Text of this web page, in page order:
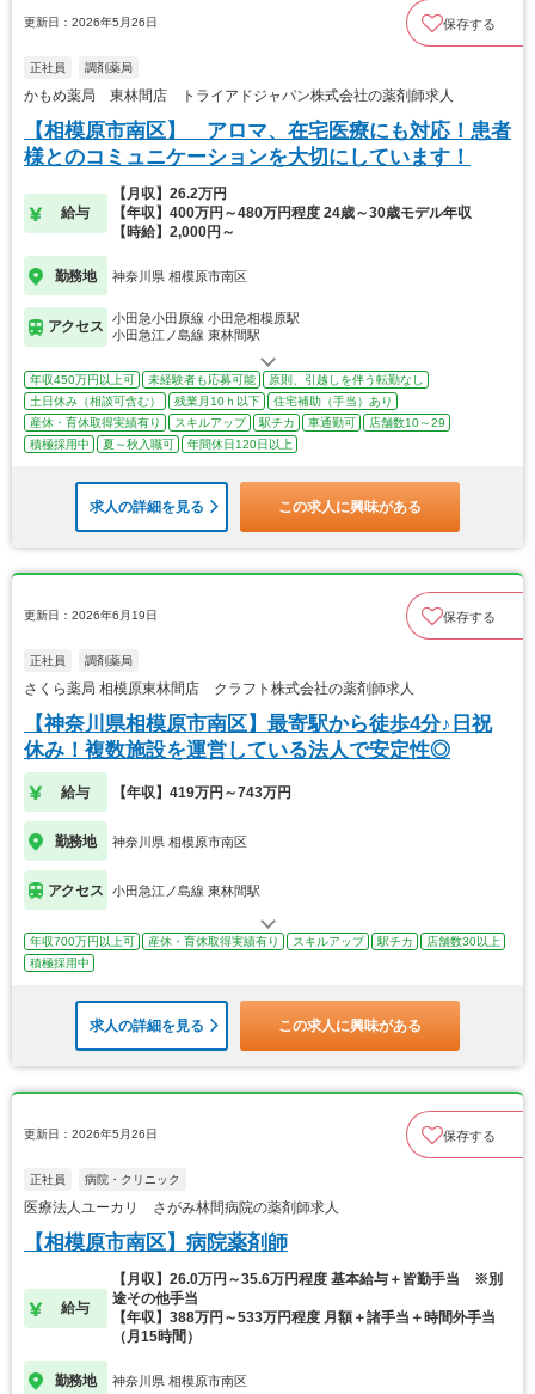
更新日：2026年5月26日 保存する
正社員 調剤薬局
かもめ薬局 東林間店 トライアドジャパン株式会社の薬剤師求人
【相模原市南区】 アロマ、在宅医療にも対応！患者
様とのコミュニケーションを大切にしています！
給与
【月収】26.2万円
【年収】400万円～480万円程度 24歳～30歳モデル年収
【時給】2,000円～
勤務地 神奈川県 相模原市南区
アクセス
小田急小田原線 小田急相模原駅
小田急江ノ島線 東林間駅
年収450万円以上可 未経験者も応募可能
原則、引越しを伴う転勤なし
土日休み（相談可含む）
残業月10ｈ以下
住宅補助（手当）あり
産休・育休取得実績有り
スキルアップ 駅チカ 車通勤可
店舗数10～29
積極採用中
夏～秋入職可 年間休日120日以上
求人の詳細を見る この求人に興味がある
更新日：2026年6月19日 保存する
正社員 調剤薬局
さくら薬局 相模原東林間店 クラフト株式会社の薬剤師求人
【神奈川県相模原市南区】最寄駅から徒歩4分♪日祝
休み！複数施設を運営している法人で安定性◎
給与 【年収】419万円～743万円
勤務地 神奈川県 相模原市南区
アクセス 小田急江ノ島線 東林間駅
年収700万円以上可 産休・育休取得実績有り スキルアップ 駅チカ
店舗数30以上
積極採用中
求人の詳細を見る この求人に興味がある
更新日：2026年5月26日 保存する
正社員 病院・クリニック
医療法人ユーカリ さがみ林間病院の薬剤師求人
【相模原市南区】病院薬剤師
給与
【月収】26.0万円～35.6万円程度 基本給与＋皆勤手当 ※別
途その他手当
【年収】388万円～533万円程度 月額＋諸手当＋時間外手当
（月15時間）
勤務地 神奈川県 相模原市南区